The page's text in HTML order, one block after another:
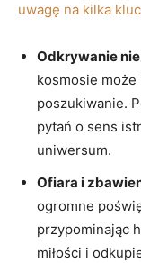
uwagę na kilka
Odkrywanie
kosmosie
poszukiwanie.
pytań o sens
uniwersum.
Ofiara i
ogromne
przypominając
miłości i